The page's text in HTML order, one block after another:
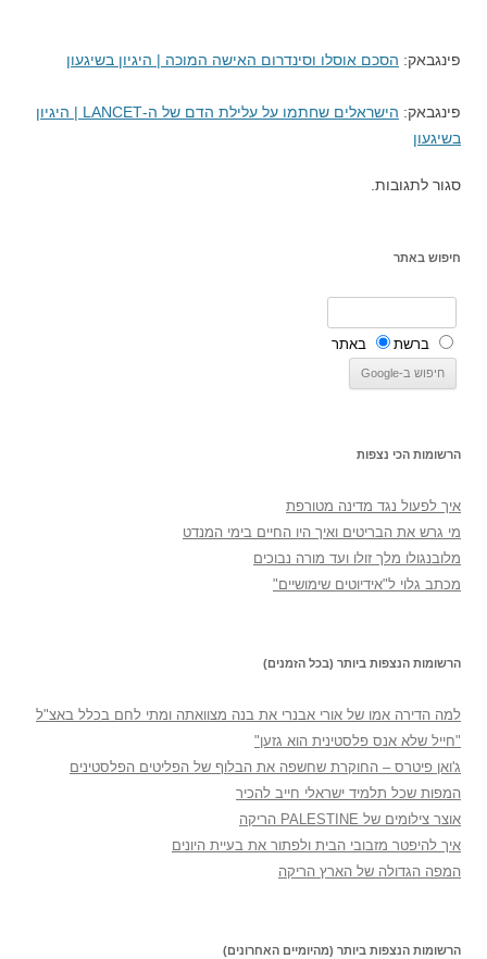
פינגבאק: הסכם אוסלו וסינדרום האישה המוכה | היגיון בשיגעון
פינגבאק:
הישראלים שחתמו על עלילת הדם של ה-LANCET | היגיון
בשיגעון
סגור לתגובות.
חיפוש באתר
ברשת באתר
הרשומות הכי נצפות
איך לפעול נגד מדינה מטורפת
מי גרש את הבריטים ואיך היו החיים בימי המנדט
מלובנגולו מלך זולו ועד מורה נבוכים
מכתב גלוי ל"אידיוטים שימושיים"
הרשומות הנצפות ביותר (בכל הזמנים)
למה הדירה אמו של אורי אבנרי את בנה מצוואתה ומתי לחם בכלל באצ"ל
"חייל שלא אנס פלסטינית הוא גזען"
ג'ואן פיטרס – החוקרת שחשפה את הבלוף של הפליטים הפלסטינים
המפות שכל תלמיד ישראלי חייב להכיר
אוצר צילומים של PALESTINE הריקה
איך להיפטר מזבובי הבית ולפתור את בעיית היונים
המפה הגדולה של הארץ הריקה
הרשומות הנצפות ביותר (מהיומיים האחרונים)